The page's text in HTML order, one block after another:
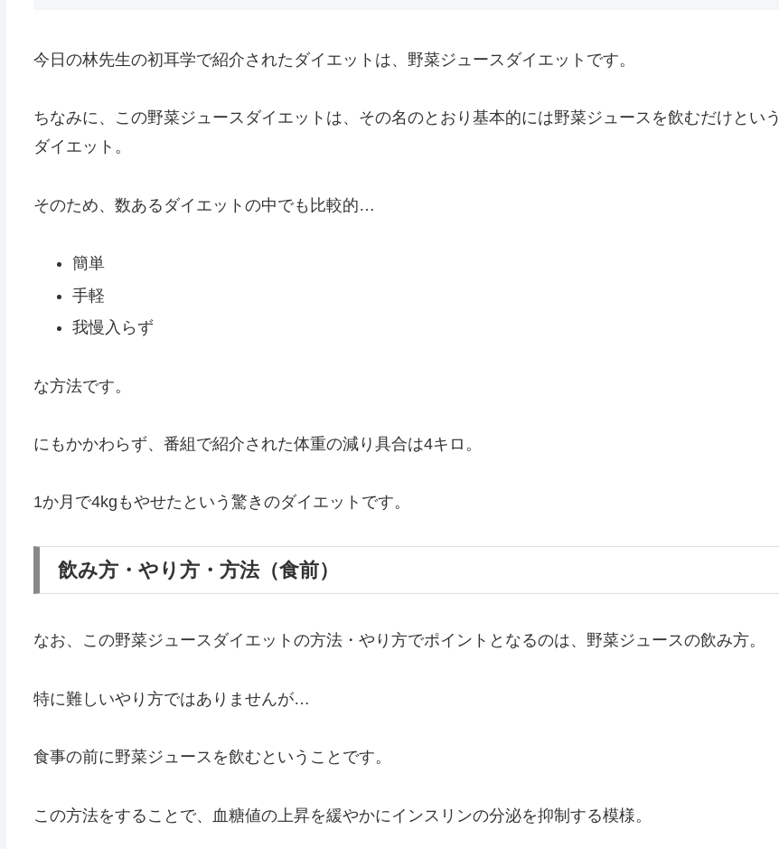
今日の林先生の初耳学で紹介されたダイエットは、野菜ジュースダイエットです。
ちなみに、この野菜ジュースダイエットは、その名のとおり基本的には野菜ジュースを飲むだけという
ダイエット。
そのため、数あるダイエットの中でも比較的…
簡単
手軽
我慢入らず
な方法です。
にもかかわらず、番組で紹介された体重の減り具合は4キロ。
1か月で4kgもやせたという驚きのダイエットです。
飲み方・やり方・方法（食前）
なお、この野菜ジュースダイエットの方法・やり方でポイントとなるのは、野菜ジュースの飲み方。
特に難しいやり方ではありませんが…
食事の前に野菜ジュースを飲むということです。
この方法をすることで、血糖値の上昇を緩やかにインスリンの分泌を抑制する模様。